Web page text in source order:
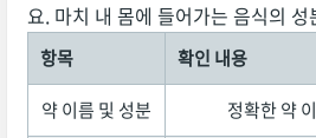
요. 마치 내 몸에 들어가는 음식의
항목
확인 내용
약 이름 및 성분
정확한 약